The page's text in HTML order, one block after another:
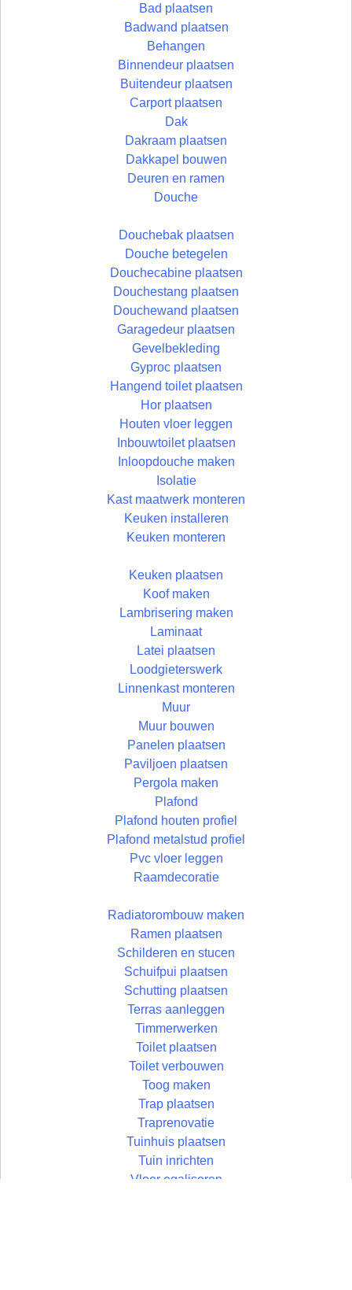
Bad plaatsen
Badwand plaatsen
Behangen
Binnendeur plaatsen
Buitendeur plaatsen
Carport plaatsen
Dak
Dakraam plaatsen
Dakkapel bouwen
Deuren en ramen
Douche
Douchebak plaatsen
Douche betegelen
Douchecabine plaatsen
Douchestang plaatsen
Douchewand plaatsen
Garagedeur plaatsen
Gevelbekleding
Gyproc plaatsen
Hangend toilet plaatsen
Hor plaatsen
Houten vloer leggen
Inbouwtoilet plaatsen
Inloopdouche maken
Isolatie
Kast maatwerk monteren
Keuken installeren
Keuken monteren
Keuken plaatsen
Koof maken
Lambrisering maken
Laminaat
Latei plaatsen
Loodgieterswerk
Linnenkast monteren
Muur
Muur bouwen
Panelen plaatsen
Paviljoen plaatsen
Pergola maken
Plafond
Plafond houten profiel
Plafond metalstud profiel
Pvc vloer leggen
Raamdecoratie
Radiatorombouw maken
Ramen plaatsen
Schilderen en stucen
Schuifpui plaatsen
Schutting plaatsen
Terras aanleggen
Timmerwerken
Toilet plaatsen
Toilet verbouwen
Toog maken
Trap plaatsen
Traprenovatie
Tuinhuis plaatsen
Tuin inrichten
Vloer egaliseren